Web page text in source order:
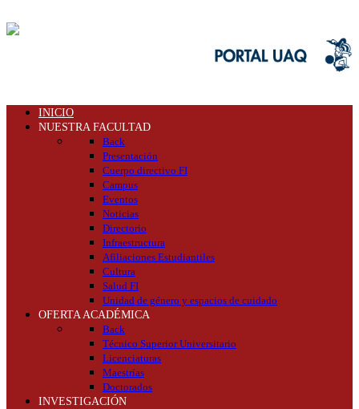
INICIO
NUESTRA FACULTAD
Back
Presentación
Cuerpo directivo FI
Campus
Eventos
Noticias
Directorio
Infraestructura
Afiliaciones Estudiantiles
Cultura
Salud FI
Unidad de género y espacios de cuidado
OFERTA ACADÉMICA
Back
Técnico Superior Universitario
Licenciaturas
Maestrías
Doctorados
INVESTIGACIÓN